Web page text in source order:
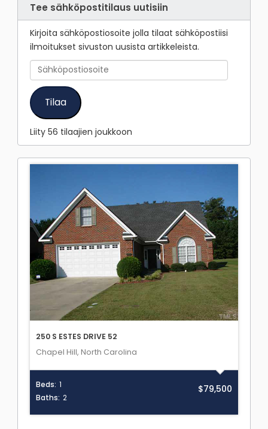
Tee sähköpostitilaus uutisiin
Kirjoita sähköpostiosoite jolla tilaat sähköpostiisi
ilmoitukset sivuston uusista artikkeleista.
Sähköpostiosoite
Tilaa
Liity 56 tilaajien joukkoon
250 S ESTES DRIVE 52
Chapel Hill, North Carolina
Beds: 1
Baths: 2
$79,500